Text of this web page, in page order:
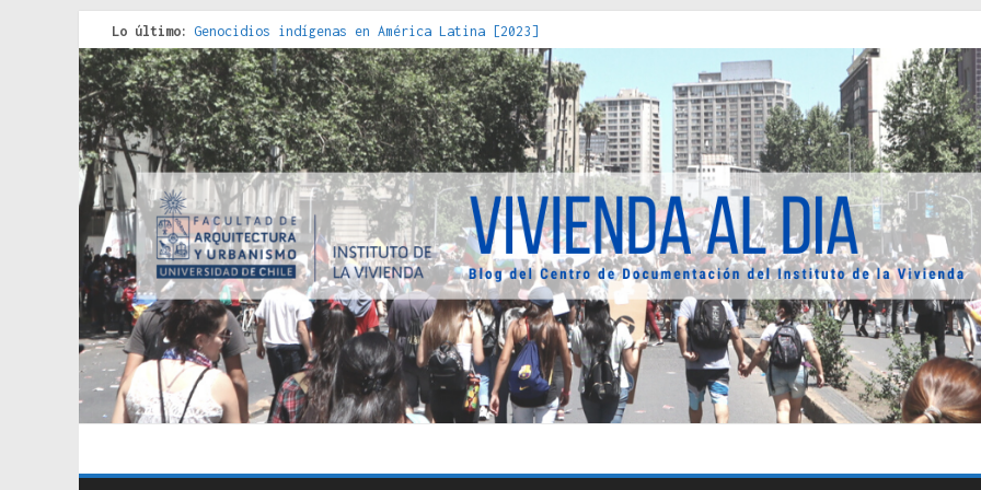
Lo último: Genocidios indígenas en América Latina [2023]
Estudios sobre la espacialización de los Estados : políticas, prácticas y representaciones [2022]
Donde el pedernal choca con el acero : hacia una teoría crítica de las fronteras latinoamericanas
Criterios técnicos para una vivienda adecuada [2019]
Red de consultorios de la Caja del Seguro Obrero en Santiago : un patrimonio emblemático [2014]